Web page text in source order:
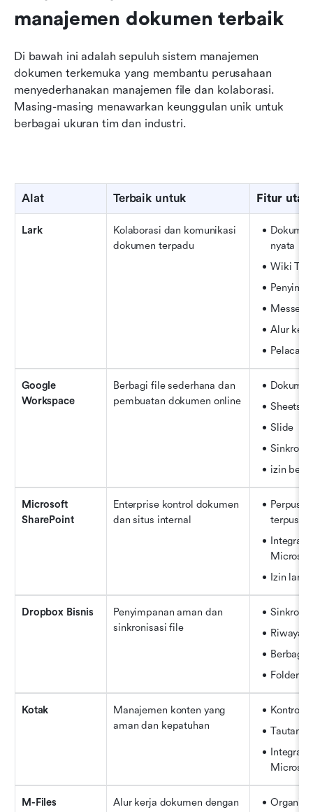
manajemen dokumen terbaik
Di bawah ini adalah sepuluh sistem manajemen
dokumen terkemuka yang membantu perusahaan
menyederhanakan manajemen file dan kolaborasi.
Masing-masing menawarkan keunggulan unik untuk
berbagai ukuran tim dan industri.
Alat Terbaik untuk Fitur
Lark
Kolaborasi dan komunikasi
dokumen terpadu
nyata
Wiki
Alur
Google
Workspace
Berbagi file sederhana dan
pembuatan dokumen online
Sheets
Slide
izin
Microsoft
SharePoint
Enterprise kontrol dokumen
dan situs internal
terpusat
Izin
Dropbox Bisnis
Penyimpanan aman dan
sinkronisasi file
Riwayat
Berbagi
Folder
Kotak
Manajemen konten yang
aman dan kepatuhan
Kontrol
Tautan
M-Files
Alur kerja dokumen dengan